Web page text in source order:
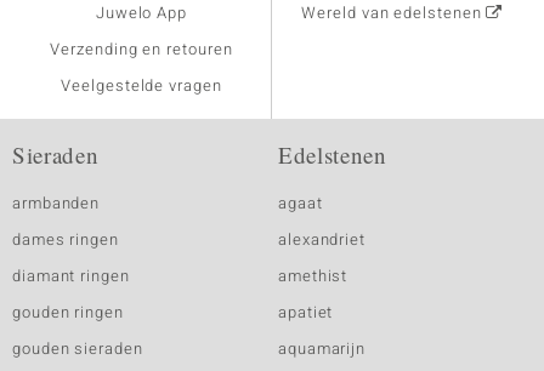
Juwelo App
Verzending en retouren
Veelgestelde vragen
Wereld van edelstenen
Sieraden
armbanden
dames ringen
diamant ringen
gouden ringen
gouden sieraden
Edelstenen
agaat
alexandriet
amethist
apatiet
aquamarijn